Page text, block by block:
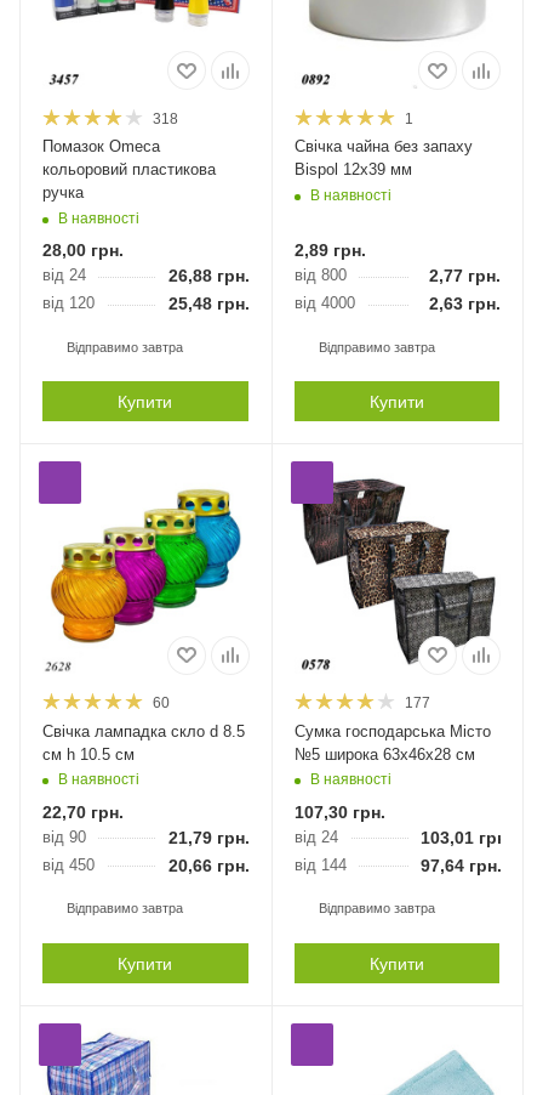
318
Помазок Оmeca
кольоровий пластикова
ручка
В наявності
28,00 грн.
від 24 26,88 грн.
від 120 25,48 грн.
Відправимо завтра
Купити
1
Свічка чайна без запаху
Bispol 12х39 мм
В наявності
2,89грн.
від 800 2,77 грн.
від 4000 2,63 грн.
Відправимо завтра
Купити
60
Свічка лампадка скло d 8.5
см h 10.5 см
В наявності
22,70 грн.
від 90 21,79 грн.
від 450 20,66 грн.
Відправимо завтра
Купити
177
Сумка господарська Місто
№5 широка 63х46х28 см
В наявності
107,30грн.
від 24 103,01грн.
від 144 97,64грн.
Відправимо завтра
Купити